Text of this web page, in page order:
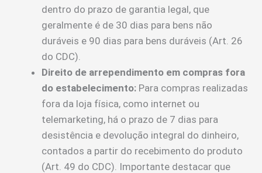
dentro do prazo de garantia legal, que
geralmente é de 30 dias para bens não
duráveis e 90 dias para bens duráveis (Art. 26
do CDC).
Direito de arrependimento em compras fora
do estabelecimento: Para compras realizadas
fora da loja física, como internet ou
telemarketing, há o prazo de 7 dias para
desistência e devolução integral do dinheiro,
contados a partir do recebimento do produto
(Art. 49 do CDC). Importante destacar que